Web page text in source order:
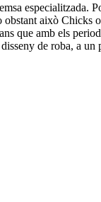
especialitzada.
obstant això Chicks
que amb els
de roba, a un